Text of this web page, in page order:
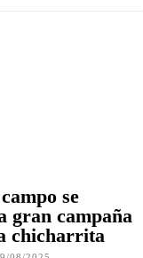
se
gran campaña
chicharrita